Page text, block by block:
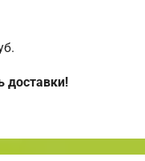
доставки!